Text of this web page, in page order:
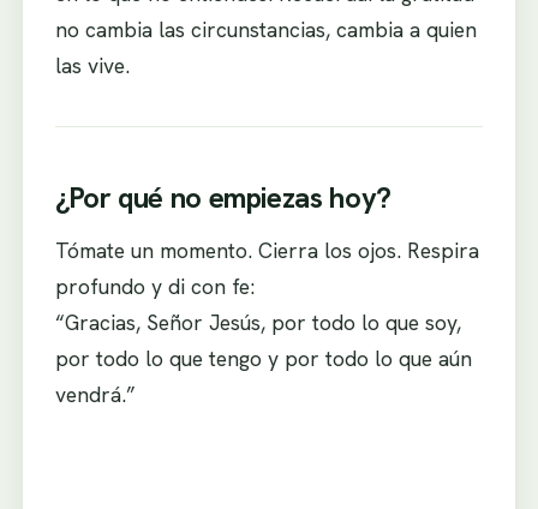
no cambia las circunstancias, cambia a quien
las vive.
¿Por qué no empiezas hoy?
Tómate un momento. Cierra los ojos. Respira
profundo y di con fe:
“Gracias, Señor Jesús, por todo lo que soy,
por todo lo que tengo y por todo lo que aún
vendrá.”